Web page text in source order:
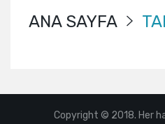
ANA SAYFA
Copyright © 2018. Her